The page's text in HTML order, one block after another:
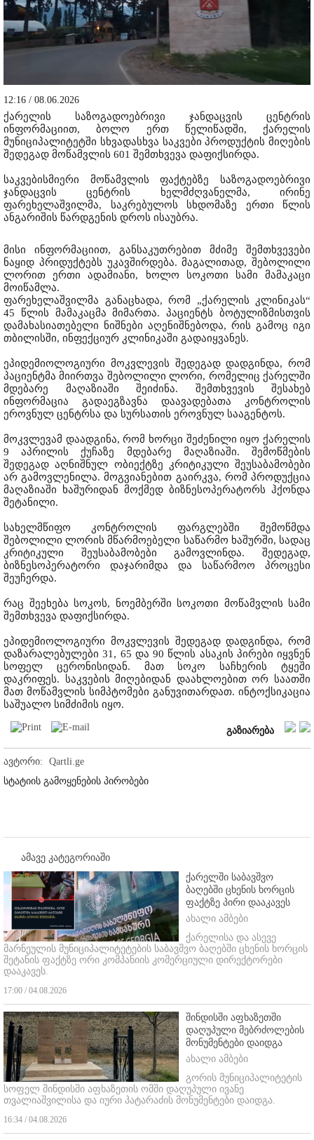
12:16 / 08.06.2026
ქარელის საზოგადოებრივი ჯანდაცვის ცენტრის
ინფორმაციით, ბოლო ერთ წელიწადში, ქარელის
მუნიციპალიტეტში სხვადასხვა საკვები პროდუქტის მიღების
შედეგად მოწამვლის 601 შემთხვევა დაფიქსირდა.
საკვებისმიერი მოწამვლის ფაქტებზე საზოგადოებრივი
ჯანდაცვის ცენტრის ხელმძღვანელმა, ირინე
ფარეხელაშვილმა, საკრებულოს სხდომაზე ერთი წლის
ანგარიშის წარდგენის დროს ისაუბრა.
მისი ინფორმაციით, განსაკუთრებით მძიმე შემთხვევები
ნაყიდ პრიდუქტებს უკავშირდება. მაგალითად, შებოლილი
ლორით ერთი ადამიანი, ხოლო სოკოთი სამი მამაკაცი
მოიწამლა.
ფარეხელაშვილმა განაცხადა, რომ „ქარელის კლინიკას“
45 წლის მამაკაცმა მიმართა. პაციენტს ბოტულიზმისთვის
დამახასიათებელი ნიშნები აღენიშნებოდა, რის გამოც იგი
თბილისში, ინფექციურ კლინიკაში გადაიყვანეს.
ეპიდემიოლოგიური მოკვლევის შედეგად დადგინდა, რომ
პაციენტმა მიირთვა შებოლილი ლორი, რომელიც ქარელში
მდებარე მაღაზიაში შეიძინა. შემთხვევის შესახებ
ინფორმაცია გადაეგზავნა დაავადებათა კონტროლის
ეროვნულ ცენტრსა და სურსათის ეროვნულ სააგენტოს.
მოკვლევამ დაადგინა, რომ ხორცი შეძენილი იყო ქარელის
9 აპრილის ქუჩაზე მდებარე მაღაზიაში. შემოწმების
შედეგად აღნიშნულ ობიექტზე კრიტიკული შეუსაბამობები
არ გამოვლენილა. მოგვიანებით გაირკვა, რომ პროდუქცია
მაღაზიაში ხაშურიდან მოქმედ ბიზნესოპერატორს ჰქონდა
შეტანილი.
სახელმწიფო კონტროლის ფარგლებში შემოწმდა
შებოლილი ლორის მწარმოებელი საწარმო ხაშურში, სადაც
კრიტიკული შეუსაბამობები გამოვლინდა. შედეგად,
ბიზნესოპერატორი დაჯარიმდა და საწარმოო პროცესი
შეუჩერდა.
რაც შეეხება სოკოს, ნოემბერში სოკოთი მოწამვლის სამი
შემთხვევა დაფიქსირდა.
ეპიდემიოლოგიური მოკვლევის შედეგად დადგინდა, რომ
დაზარალებულები 31, 65 და 90 წლის ასაკის პირები იყვნენ
სოფელ ცერონისიდან. მათ სოკო საჩხერის ტყეში
დაკრიფეს. საკვების მიღებიდან დაახლოებით ორ საათში
მათ მოწამვლის სიმპტომები განუვითარდათ. ინტოქსიკაცია
საშუალო სიმძიმის იყო.
გაზიარება
ავტორი:
Qartli.ge
სტატიის გამოყენების პირობები
ამავე კატეგორიაში
ქარელში საბავშვო
ბაღებში ცხენის ხორცის
ფაქტზე პირი დააკავეს
ახალი ამბები
ქარელისა და ასევე
მარნეულის მუნიციპალიტეტების საბავშვო ბაღებში ცხენის ხორცის
შეტანის ფაქტზე ორი კომპანიის კომერციული დირექტორები
დააკავეს.
17:00 / 04.08.2026
შინდისში აფხაზეთში
დაღუპული მებრძოლების
მონუმენტები დაიდგა
ახალი ამბები
გორის მუნიციპალიტეტის
სოფელ შინდისში აფხაზეთის ომში დაღუპული ივანე
თვალიაშვილისა და იური პატარაძის მონუმენტები დაიდგა.
16:34 / 04.08.2026